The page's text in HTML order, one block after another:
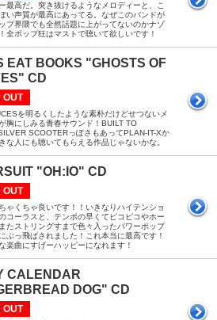
最高だ。突き抜けるようなメロディーと、こ
い声質が最高にあってる。なぜこのバンドが
プ界隈でも全然話題に上がってないのかナゾ
全ポップ狂はマストで聴いて欲しいです！
EAT BOOKS "GHOSTS OF
CD
OUT
を明るくしたような素朴だけどせつないメ
胸にしみる青春サウンド！BUILT TO
SCOOTERっぽさもあってPLAN-IT-Xか
な人にも聴いてもらえる作品じゃないかな。
"OH:IO" CD
OUT
ゃくちゃ良いです！！いきなりハイテンショ
コーラスと、テンポの早くてピコピコやホー
たストリングすまで色々入ったパワーポップ
ぶっ飛ばされました！これ本当に最高です！
楽曲にすげーハッピーになれます！
CALENDAR
DOG" CD
OUT